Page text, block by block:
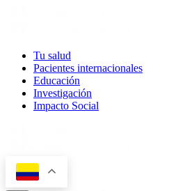
Tu salud
Pacientes internacionales
Educación
Investigación
Impacto Social